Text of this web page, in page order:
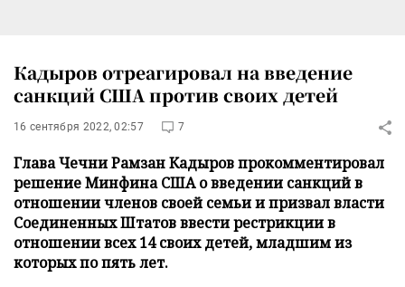
Кадыров отреагировал на введение
санкций США против своих детей
16 сентября 2022, 02:57 7
Глава Чечни Рамзан Кадыров прокомментировал
решение Минфина США о введении санкций в
отношении членов своей семьи и призвал власти
Соединенных Штатов ввести рестрикции в
отношении всех 14 своих детей, младшим из
которых по пять лет.